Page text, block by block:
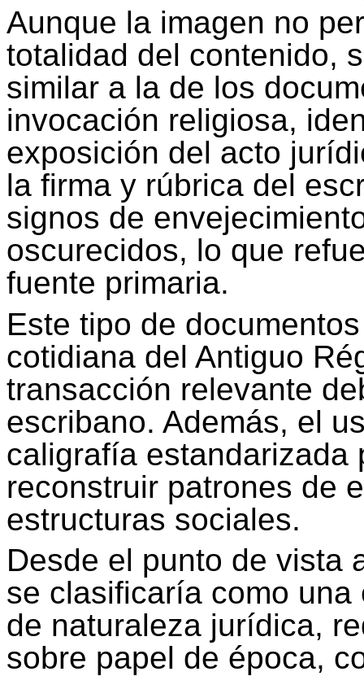
Aunque la imagen no
totalidad del contenido,
similar a la de los
invocación religiosa,
exposición del acto
la firma y rúbrica del
signos de
oscurecidos, lo que
fuente primaria.
Este tipo de
cotidiana del Antiguo
transacción relevante
escribano. Además, el
caligrafía estandarizada
reconstruir patrones de
estructuras sociales.
Desde el punto de vista
se clasificaría como
de naturaleza jurídica,
sobre papel de época,